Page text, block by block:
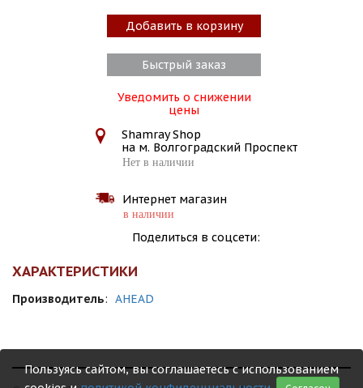
Добавить в корзину
Быстрый заказ
Уведомить о снижении
цены
Shamray Shop
на м. Волгоградский Проспект
Нет в наличии
Интернет магазин
в наличии
Поделиться в соцсети:
ХАРАКТЕРИСТИКИ
Производитель: AHEAD
Пользуясь сайтом, вы соглашаетесь с использованием